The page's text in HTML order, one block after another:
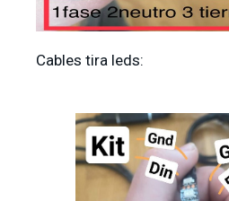
Cables tira leds: